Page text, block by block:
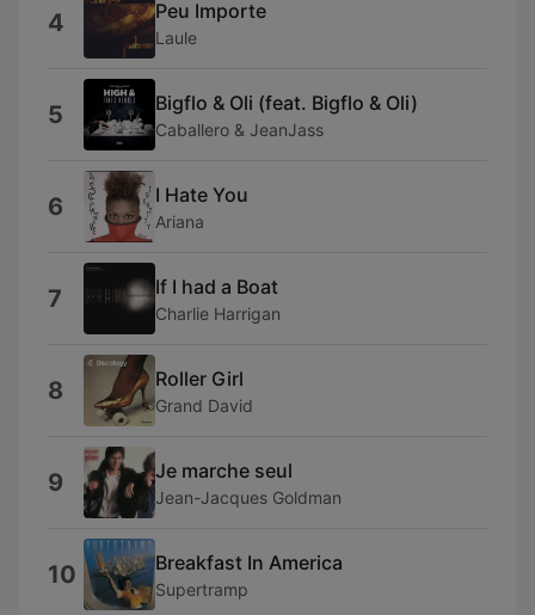
4 Peu Importe
Laule
5 Bigflo & Oli (feat. Bigflo & Oli)
Caballero & JeanJass
6 I Hate You
Ariana
7 If I had a Boat
Charlie Harrigan
8 Roller Girl
Grand David
9 Je marche seul
Jean-Jacques Goldman
10 Breakfast In America
Supertramp